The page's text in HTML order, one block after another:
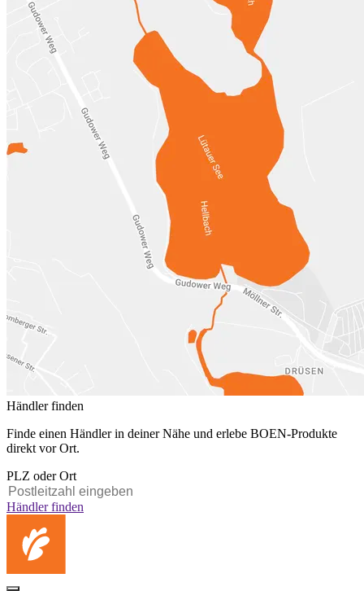
Händler finden
Finde einen Händler in deiner Nähe und erlebe BOEN-Produkte
direkt vor Ort.
PLZ oder Ort
Händler finden